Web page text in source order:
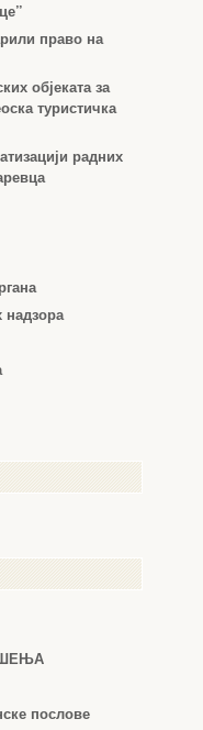
право на
објеката за
туристичка
радних
надзора
послове